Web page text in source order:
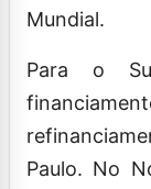
Mundial.
Para o
Paulo. No